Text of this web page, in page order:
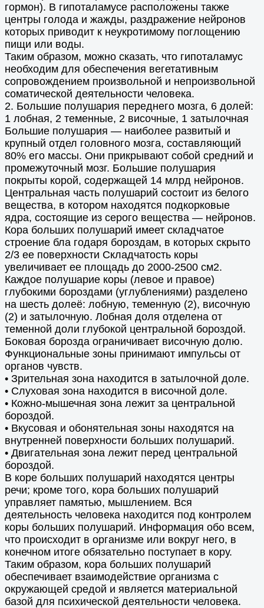
гормон). В гипоталамусе расположены также
центры голода и жажды, раздражение нейронов
которых приводит к неукротимому поглощению
пищи или воды.
Таким образом, можно сказать, что гипоталамус
необходим для обеспечения вегетативным
сопровождением произвольной и непроизвольной
соматической деятельности человека.
2. Большие полушария переднего мозга, 6 долей:
1 лобная, 2 теменные, 2 височные, 1 затылочная
Большие полушария — наиболее развитый и
крупный отдел головного мозга, составляющий
80% его массы. Они прикрывают собой средний и
промежуточный мозг. Большие полушария
покрыты корой, содержащей 14 млрд нейронов.
Центральная часть полушарий состоит из белого
вещества, в котором находятся подкорковые
ядра, состоящие из серого вещества — нейронов.
Кора больших полушарий имеет складчатое
строение бла годаря бороздам, в которых скрыто
2/3 ее поверхности Складчатость коры
увеличивает ее площадь до 2000-2500 см2.
Каждое полушарие коры (левое и правое)
глубокими бороздами (углублениями) разделено
на шесть долеё: лобную, теменную (2), височную
(2) и затылочную. Лобная доля отделена от
теменной доли глубокой центральной бороздой.
Боковая борозда ограничивает височную долю.
Функциональные зоны принимают импульсы от
органов чувств.
• Зрительная зона находится в затылочной доле.
• Слуховая зона находится в височной доле.
• Кожно-мышечная зона лежит за центральной
бороздой.
• Вкусовая и обонятельная зоны находятся на
внутренней поверхности больших полушарий.
• Двигательная зона лежит перед центральной
бороздой.
В коре больших полушарий находятся центры
речи; кроме того, кора больших полушарий
управляет памятью, мышлением. Вся
деятельность человека находится под контролем
коры больших полушарий. Информация обо всем,
что происходит в организме или вокруг него, в
конечном итоге обязательно поступает в кору.
Таким образом, кора больших полушарий
обеспечивает взаимодействие организма с
окружающей средой и является материальной
базой для психической деятельности человека.